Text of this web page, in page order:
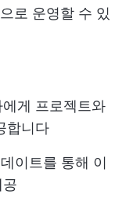
로 운영할 수 있
게 프로젝트와
합니다
이트를 통해 이